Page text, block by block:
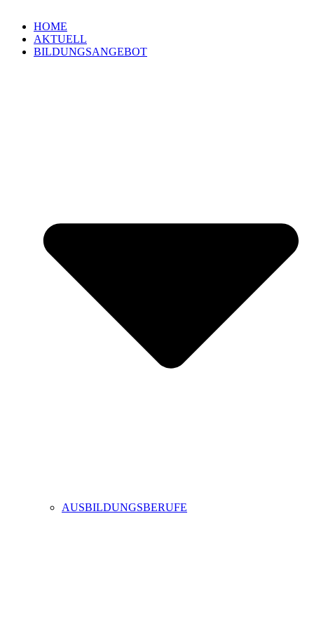
HOME
AKTUELL
BILDUNGSANGEBOT
AUSBILDUNGSBERUFE